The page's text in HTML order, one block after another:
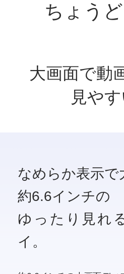
ちょうど
大画面で動
見やす
なめらか表示で
約6.6インチの
ゆったり見れ
イ。